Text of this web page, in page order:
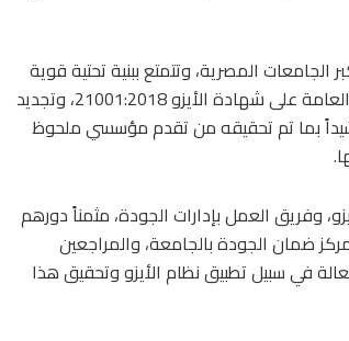
المصرية، وتتمتع ببنية تحتية قوية
وبرامج أكاديمية متنوعة. وأعرب عن فخره بحصول خمس كليات والإدارة العامة على شهادة الأيزو 21001:2018، وتجديد
التوالي، مشيداً بما تم تحقيقه من تقدم مؤسسي ملحوظ
وفريق العمل بإدارات الجودة، مثمناً دورهم
ضمان الجودة بالجامعة، والمراجعين
في سبيل تطبيق نظام الأيزو وتحقيق هذا